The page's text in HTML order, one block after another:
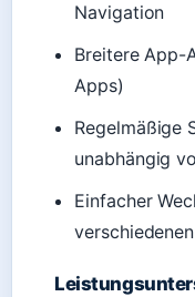
Navigation
Breitere App-
Apps)
Regelmäßige
unabhängig
Einfacher